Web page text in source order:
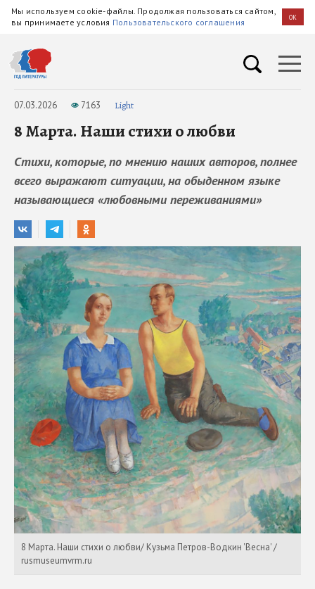
Мы используем cookie-файлы. Продолжая пользоваться сайтом,
вы принимаете условия Пользовательского соглашения OK
07.03.2026 7163 Light
8 Марта. Наши стихи о любви
Стихи, которые, по мнению наших авторов, полнее
всего выражают ситуации, на обыденном языке
называющиеся «любовными переживаниями»
8 Марта. Наши стихи о любви/ Кузьма Петров-Водкин 'Весна' /
rusmuseumvrm.ru